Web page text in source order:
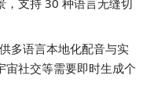
，支持 30 种语言无缝切
多语言本地化配音与实
宙社交等需要即时生成个